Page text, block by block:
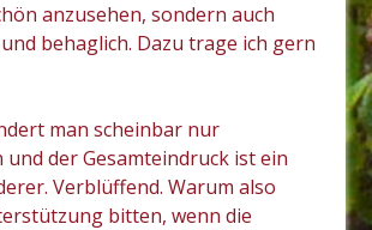
anzusehen, sondern auch
behaglich. Dazu trage ich gern
man scheinbar nur
und der Gesamteindruck ist ein
Verblüffend. Warum also
bitten, wenn die